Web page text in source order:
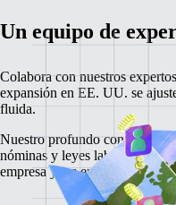
Un equipo de
Colabora con nuestros
expansión en EE. UU. se
fluida.
Nuestro profundo
nóminas y leyes laborales
empresa y tus empleados